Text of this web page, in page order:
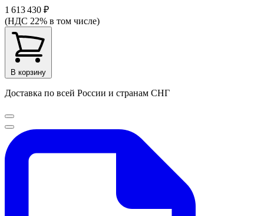
1 613 430 ₽
(НДС 22% в том числе)
В корзину
Доставка по всей России и странам СНГ